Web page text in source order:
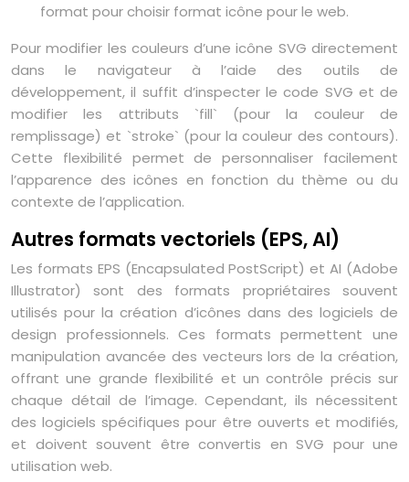
format pour choisir format icône pour le web.
Pour modifier les couleurs d’une icône SVG directement
dans le navigateur à l’aide des outils de
développement, il suffit d’inspecter le code SVG et de
modifier les attributs `fill` (pour la couleur de
remplissage) et `stroke` (pour la couleur des contours).
Cette flexibilité permet de personnaliser facilement
l’apparence des icônes en fonction du thème ou du
contexte de l’application.
Autres formats vectoriels (EPS, AI)
Les formats EPS (Encapsulated PostScript) et AI (Adobe
Illustrator) sont des formats propriétaires souvent
utilisés pour la création d’icônes dans des logiciels de
design professionnels. Ces formats permettent une
manipulation avancée des vecteurs lors de la création,
offrant une grande flexibilité et un contrôle précis sur
chaque détail de l’image. Cependant, ils nécessitent
des logiciels spécifiques pour être ouverts et modifiés,
et doivent souvent être convertis en SVG pour une
utilisation web.